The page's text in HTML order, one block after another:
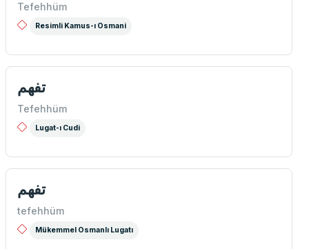
Tefehhüm
Resimli Kamus-ı Osmani
تفهم
Tefehhüm
Lugat-ı Cudi
تفهم
tefehhüm
Mükemmel Osmanlı Lugatı